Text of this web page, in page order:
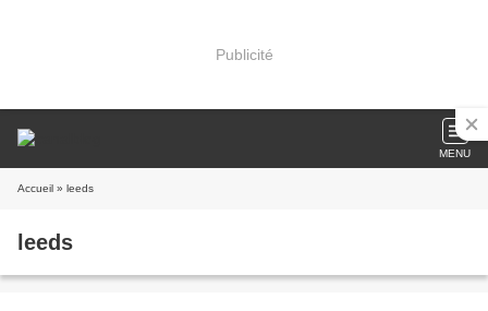
Publicité
MENU
Accueil » leeds
leeds